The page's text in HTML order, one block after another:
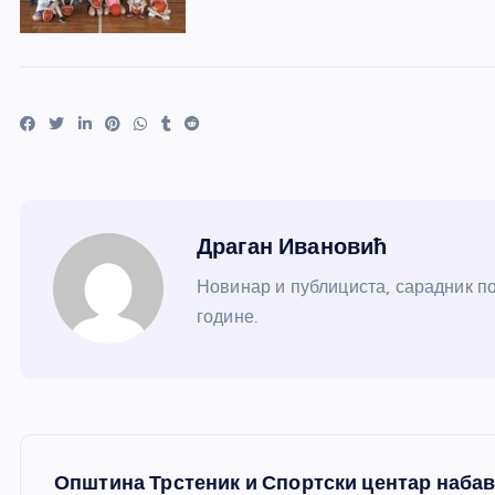
Драган Ивановић
Новинар и публициста, сарадник
године.
Општина Трстеник и Спортски центар